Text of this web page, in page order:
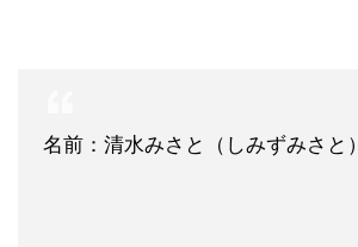
名前：清水みさと（しみずみさと）